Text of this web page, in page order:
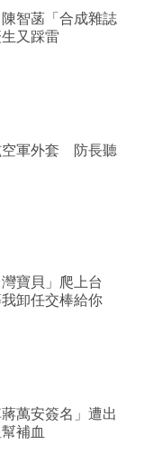
智菡「合成雜誌
又踩雷
空軍外套 防長聽
寶貝」爬上台
卸任交棒給你
萬安簽名」遭出
補血